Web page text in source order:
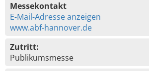
Messekontakt
E-Mail-Adresse anzeigen
www.abf-hannover.de
Zutritt:
Publikumsmesse